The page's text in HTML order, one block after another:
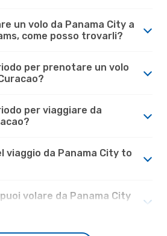
un volo da Panama City a
come posso trovarli?
per prenotare un volo
per viaggiare da
viaggio da Panama City to
volare da Panama City